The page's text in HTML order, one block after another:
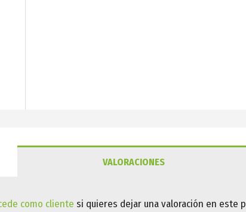
VALORACIONES
como cliente si quieres dejar una valoración en este